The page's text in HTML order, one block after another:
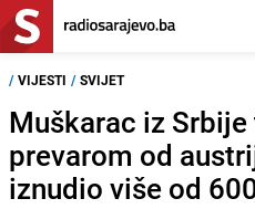
/ VIJESTI / SVIJET
Muškarac iz
prevarom od
iznudio više od